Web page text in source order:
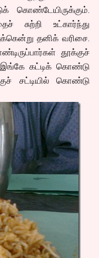
கொண்டேயிருக்கும்.
சுற்றி உட்கார்ந்து
தனிக் வரிசை.
தூக்குச்
கட்டிக் கொண்டு
சட்டியில் கொண்டு